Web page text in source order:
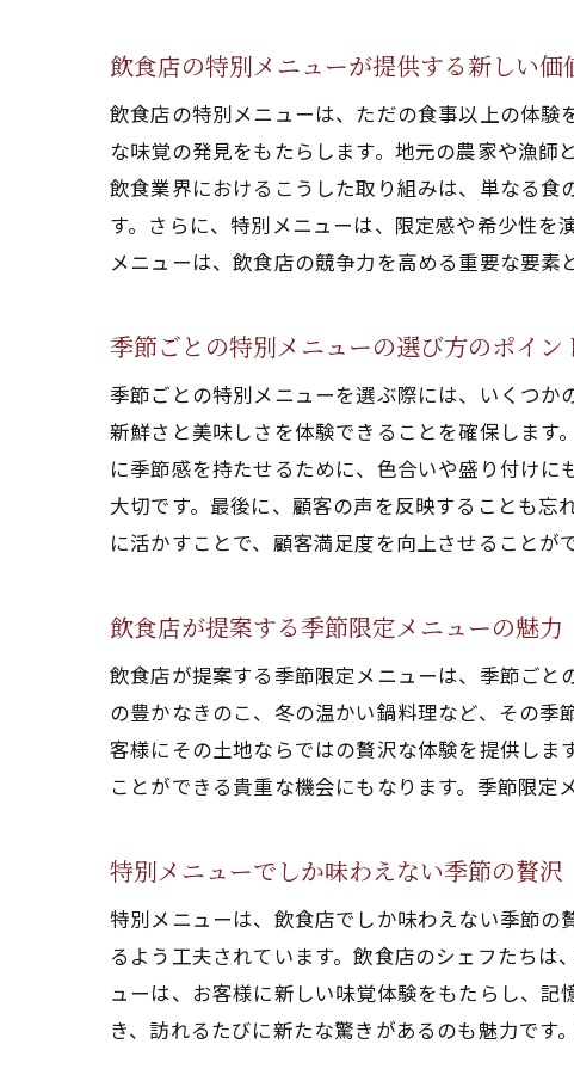
飲食店の特別メニューが提供する新しい価
飲食店の特別メニューは、ただの食事以上の体
な味覚の発見をもたらします。地元の農家や漁師
飲食業界におけるこうした取り組みは、単なる
す。さらに、特別メニューは、限定感や希少性
メニューは、飲食店の競争力を高める重要な要素
季節ごとの特別メニューの選び方のポイン
季節ごとの特別メニューを選ぶ際には、いくつ
新鮮さと美味しさを体験できることを確保しま
に季節感を持たせるために、色合いや盛り付け
大切です。最後に、顧客の声を反映することも
に活かすことで、顧客満足度を向上させることが
飲食店が提案する季節限定メニューの魅力
飲食店が提案する季節限定メニューは、季節ご
の豊かなきのこ、冬の温かい鍋料理など、その
客様にその土地ならではの贅沢な体験を提供し
ことができる貴重な機会にもなります。季節限定
特別メニューでしか味わえない季節の贅沢
特別メニューは、飲食店でしか味わえない季節
るよう工夫されています。飲食店のシェフたち
ューは、お客様に新しい味覚体験をもたらし、
き、訪れるたびに新たな驚きがあるのも魅力です